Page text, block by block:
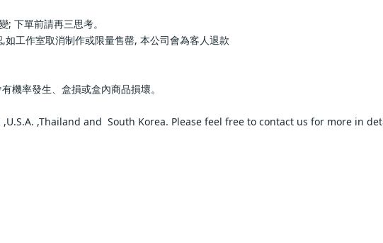
延誤或改變; 下單前請再三思考。
實確認,如工作室取消制作或限量售罄, 本公司會為客人退款
撞，會有機率發生、盒損或盒內商品損壞。
UK ,U.S.A. ,Thailand and  South Korea. Please feel free to contact us